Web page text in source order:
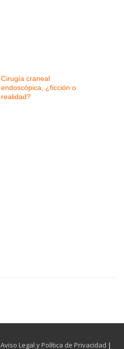
Cirugía craneal
endoscópica, ¿ficción o
realidad?
Aviso Legal y Política de Privacidad |